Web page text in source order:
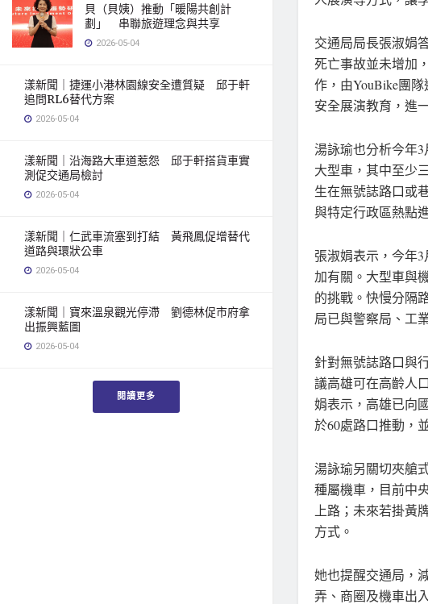
貝（貝姨）推動「暖陽共創計
劃」 串聯旅遊理念與共享
2026-05-04
漾新聞｜捷運小港林園線安全遭質疑 邱于軒
追問RL6替代方案
2026-05-04
漾新聞｜沿海路大車道惹怨 邱于軒搭貨車實
測促交通局檢討
2026-05-04
漾新聞｜仁武車流塞到打結 黃飛鳳促增替代
道路與環狀公車
2026-05-04
漾新聞｜寶來溫泉觀光停滯 劉德林促市府拿
出振興藍圖
2026-05-04
閱讀更多
交通局局長張淑娟
死亡事故並未增加
作，由YouBike團
安全展演教育，進
湯詠瑜也分析今年
大型車，其中至少
生在無號誌路口或
與特定行政區熱點
張淑娟表示，今年
加有關。大型車與
的挑戰。快慢分隔
局已與警察局、工
針對無號誌路口與
議高雄可在高齡人
娟表示，高雄已向
於60處路口推動，
湯詠瑜另關切夾艙
種屬機車，目前中
上路；未來若掛黃
方式。
她也提醒交通局，
弄、商圈及機車出